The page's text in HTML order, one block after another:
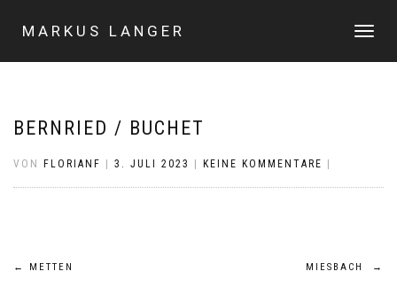
MARKUS LANGER
BERNRIED / BUCHET
VON FLORIANF 3. JULI 2023 KEINE KOMMENTARE
Beitragsnavigation
← METTEN MIESBACH →